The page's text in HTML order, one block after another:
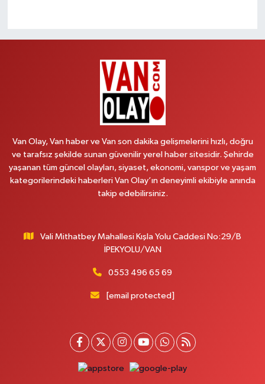
Van Olay, Van haber ve Van son dakika gelişmelerini hızlı, doğru
ve tarafsız şekilde sunan güvenilir yerel haber sitesidir. Şehirde
yaşanan tüm güncel olayları, siyaset, ekonomi, vanspor ve yaşam
kategorilerindeki haberleri Van Olay’ın deneyimli ekibiyle anında
takip edebilirsiniz.
Vali Mithatbey Mahallesi Kışla Yolu Caddesi No:29/B
İPEKYOLU/VAN
0553 496 65 69
[email protected]